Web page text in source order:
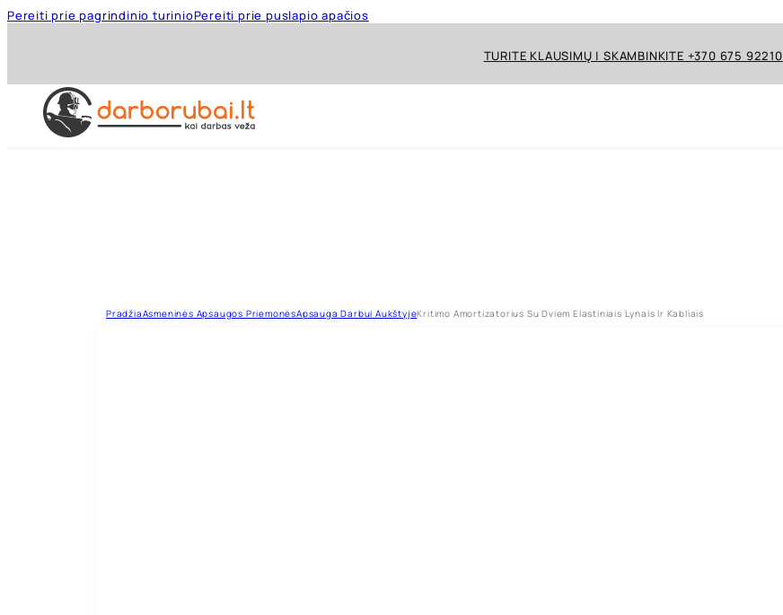
Pereiti prie pagrindinio turinioPereiti prie puslapio apačios
TURITE KLAUSIMŲ | SKAMBINKITE +370 675 92210
PradžiaAsmeninės Apsaugos PriemonėsApsauga Darbui AukštyjeKritimo Amortizatorius Su Dviem Elastiniais Lynais Ir Kabliais